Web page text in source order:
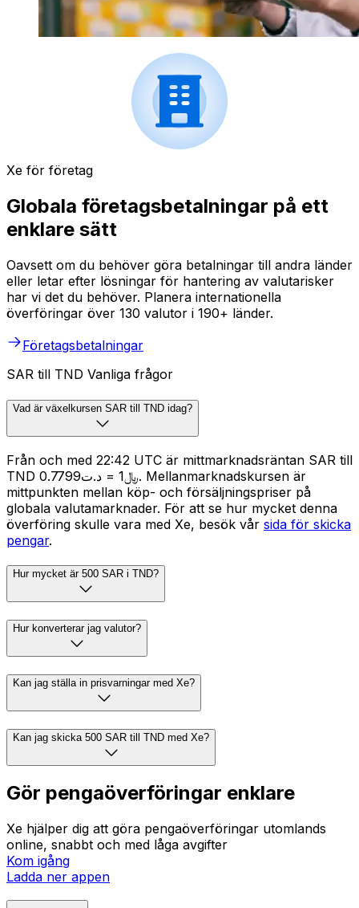
Xe för företag
Globala företagsbetalningar på ett
enklare sätt
Oavsett om du behöver göra betalningar till andra länder
eller letar efter lösningar för hantering av valutarisker
har vi det du behöver. Planera internationella
överföringar över 130 valutor i 190+ länder.
Företagsbetalningar
SAR till TND Vanliga frågor
Vad är växelkursen SAR till TND idag?
Från och med 22:42 UTC är mittmarknadsräntan SAR till
TND ﷼1 = د.ت0.7799. Mellanmarknadskursen är
mittpunkten mellan köp- och försäljningspriser på
globala valutamarknader. För att se hur mycket denna
överföring skulle vara med Xe, besök vår sida för skicka
pengar.
Hur mycket är 500 SAR i TND?
Hur konverterar jag valutor?
Kan jag ställa in prisvarningar med Xe?
Kan jag skicka 500 SAR till TND med Xe?
Gör pengaöverföringar enklare
Xe hjälper dig att göra pengaöverföringar utomlands
online, snabbt och med låga avgifter
Kom igång
Ladda ner appen